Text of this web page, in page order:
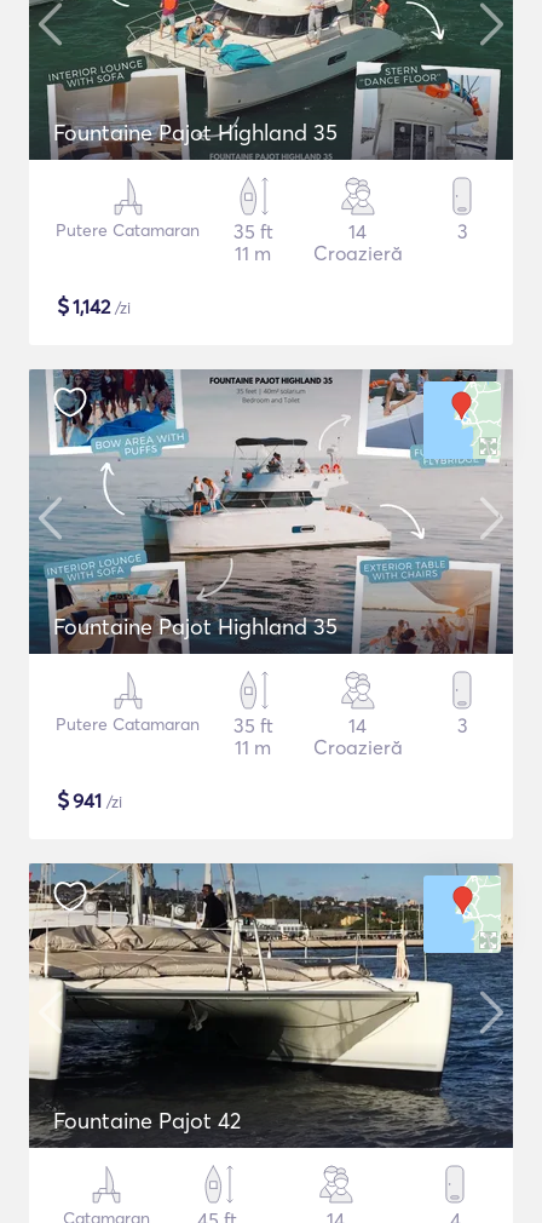
Fountaine Pajot Highland 35
Putere Catamaran
35 ft
11 m
14
Croazieră
3
$1,142/zi
Fountaine Pajot Highland 35
Putere Catamaran
35 ft
11 m
14
Croazieră
3
$941 /zi
Fountaine Pajot 42
Catamaran